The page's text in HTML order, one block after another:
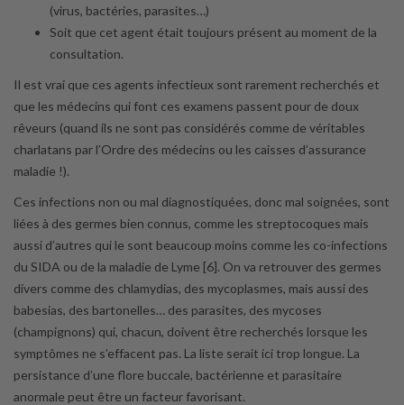
(virus, bactéries, parasites…)
Soit que cet agent était toujours présent au moment de la
consultation.
Il est vrai que ces agents infectieux sont rarement recherchés et
que les médecins qui font ces examens passent pour de doux
rêveurs (quand ils ne sont pas considérés comme de véritables
charlatans par l’Ordre des médecins ou les caisses d’assurance
maladie !).
Ces infections non ou mal diagnostiquées, donc mal soignées, sont
liées à des germes bien connus, comme les streptocoques mais
aussi d’autres qui le sont beaucoup moins comme les co-infections
du SIDA ou de la maladie de Lyme [6]. On va retrouver des germes
divers comme des chlamydias, des mycoplasmes, mais aussi des
babesias, des bartonelles… des parasites, des mycoses
(champignons) qui, chacun, doivent être recherchés lorsque les
symptômes ne s’effacent pas. La liste serait ici trop longue. La
persistance d’une flore buccale, bactérienne et parasitaire
anormale peut être un facteur favorisant.